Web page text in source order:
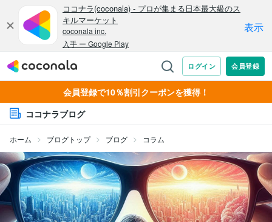
会員登録で10％割引クーポンを獲得！
ココナラブログ
ホーム ブログトップ ブログ コラム